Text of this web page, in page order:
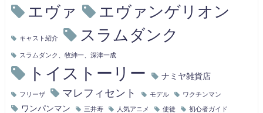
エヴァ エヴァンゲリオン
キャスト紹介 スラムダンク
スラムダンク、牧紳一、深津一成
トイストーリー ナミヤ雑貨店
フリーザ マレフィセント モデル ワクチンマン
ワンパンマン 三井寿 人気アニメ 使徒 初心者ガイド